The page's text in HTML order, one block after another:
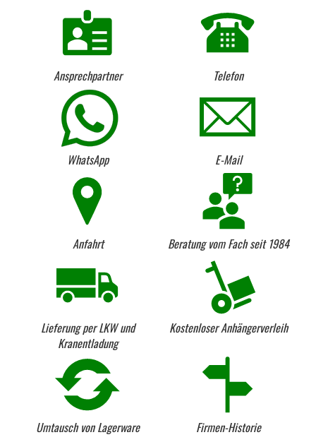
Ansprechpartner Telefon
WhatsApp E-Mail
Anfahrt Beratung vom Fach seit 1984
Lieferung per LKW und
Kranentladung
Kostenloser Anhängerverleih
Umtausch von Lagerware Firmen-Historie